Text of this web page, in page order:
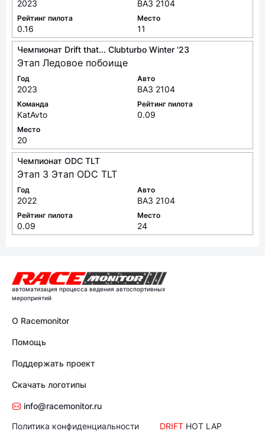
Этап Episod 2
Год
2023
Авто
ВАЗ 2104
Рейтинг пилота
0.16
Место
Чемпионат Drift that... Clubturbo Winter '23
Этап Ледовое побоище
Год
2023
Авто
ВАЗ 2104
Команда
KatAvto
Место
20
Чемпионат ODC TLT
Этап 3 Этап ODC TLT
Год
2022
Авто
ВАЗ 2104
автоматизация процесса ведения автоспортивных
О Racemonitor
Помощь
Скачать логотипы